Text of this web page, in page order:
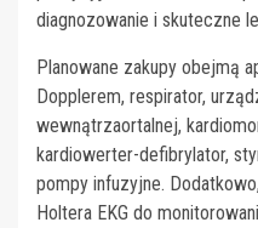
diagnozowanie i skuteczne
Planowane zakupy obejmą
Dopplerem, respirator,
wewnątrzaortalnej,
kardiowerter-defibrylator,
pompy infuzyjne.
Holtera EKG do